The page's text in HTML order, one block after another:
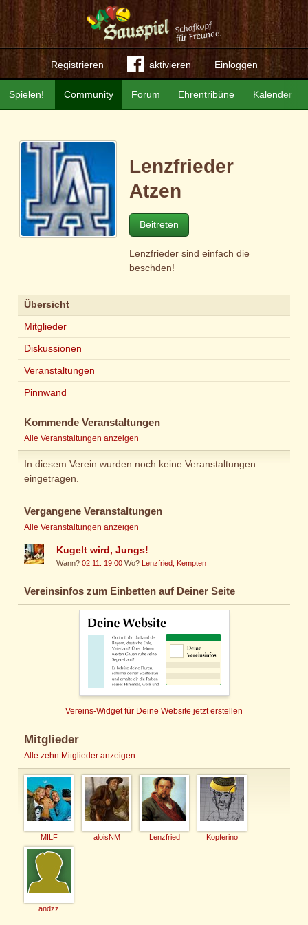
Registrieren aktivieren Einloggen
Community Forum Ehrentribüne Kalender
Spielen!
Lenzfrieder
Atzen
Beitreten
Lenzfrieder sind einfach die
beschden!
Übersicht
Mitglieder
Diskussionen
Veranstaltungen
Pinnwand
Kommende Veranstaltungen
Alle Veranstaltungen anzeigen
In diesem Verein wurden noch keine Veranstaltungen
eingetragen.
Vergangene Veranstaltungen
Alle Veranstaltungen anzeigen
Kugelt wird, Jungs!
Wann?02.11. 19:00 Wo?Lenzfried, Kempten
Vereinsinfos zum Einbetten auf Deiner Seite
Vereins-Widget für Deine Website jetzt erstellen
Mitglieder
Alle zehn Mitglieder anzeigen
MILF aloisNM Lenzfried Kopferino
andzz